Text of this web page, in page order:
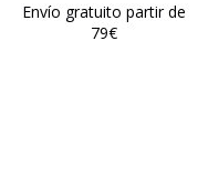
Envío gratuito partir de
79€